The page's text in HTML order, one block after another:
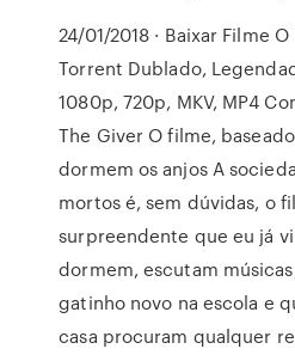
24/01/2018 · Baixar Filme
Torrent Dublado,
1080p, 720p, MKV, MP4
The Giver O filme,
dormem os anjos A
mortos é, sem dúvidas, o
surpreendente que eu já
dormem, escutam
gatinho novo na escola e
casa procuram qualquer